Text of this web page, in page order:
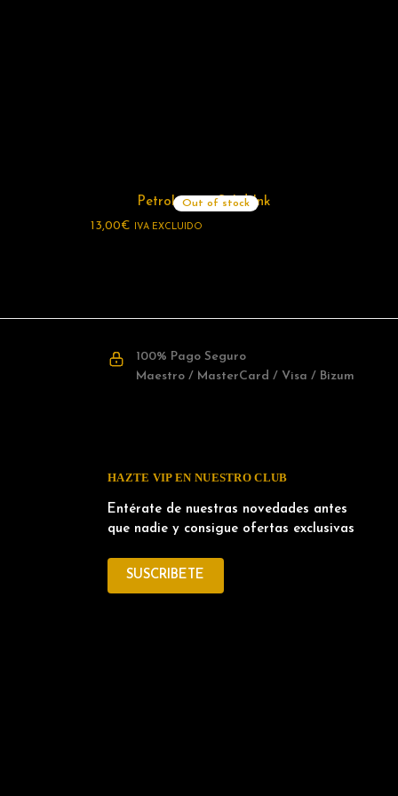
Out of stock
Petroleum – Solid Ink
13,00€ IVA EXCLUIDO
100% Pago Seguro
Maestro / MasterCard / Visa / Bizum
HAZTE VIP EN NUESTRO CLUB
Entérate de nuestras novedades antes
que nadie y consigue ofertas exclusivas
SUSCRIBETE